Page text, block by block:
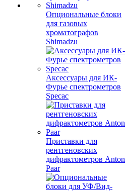
Опциональные блоки
для газовых
хроматографов
Shimadzu
Аксессуары для ИК-
Фурье спектрометров
Specac
Приставки для
рентгеновских
дифрактометров Anton
Paar